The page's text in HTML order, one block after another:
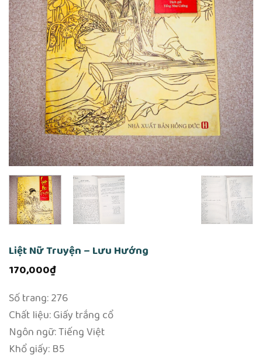
Liệt Nữ Truyện – Lưu Hướng
170,000₫
Số trang: 276
Chất liệu: Giấy trắng cổ
Ngôn ngữ: Tiếng Việt
Khổ giấy: B5